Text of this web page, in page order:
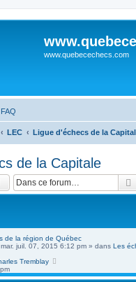
www.quebecechecs.com
FAQ
LEC Ligue d'échecs de la
de la Capitale
de la région de Québec
mar. juil. 07, 2015 6:12 pm » dans Les
Tremblay